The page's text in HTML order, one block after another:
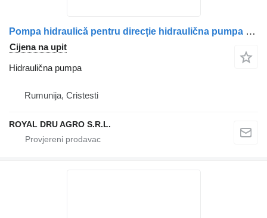
Pompa hidraulică pentru direcție hidraulična pumpa za Volvo 82461026005 8246102-6005 179425 478568 A6344600025 6344600025 kamiona
Cijena na upit
Hidraulična pumpa
Rumunija, Cristesti
ROYAL DRU AGRO S.R.L.